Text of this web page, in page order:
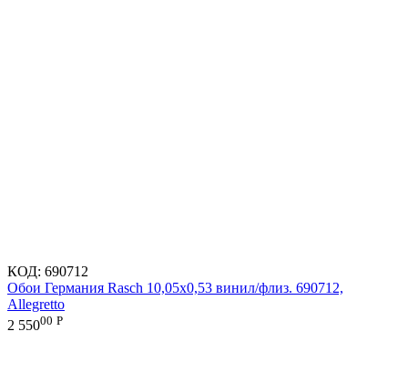
КОД: 690712
Обои Германия Rasch 10,05x0,53 винил/флиз. 690712,
Allegretto
2 55000 Р